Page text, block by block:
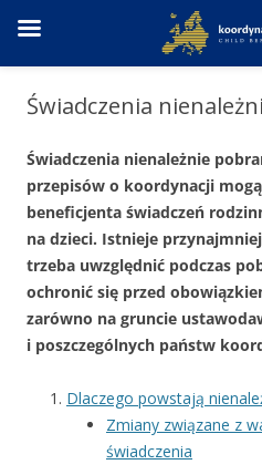
Przejdź
do
treści
Świadczenia
Świadczenia nienależnie
przepisów o koordynacji
beneficjenta świadczeń
na dzieci. Istnieje
trzeba uwzględnić podczas
ochronić się przed
zarówno na gruncie
i poszczególnych państw
Dlaczego powstają
Zmiany związane z
świadczenia